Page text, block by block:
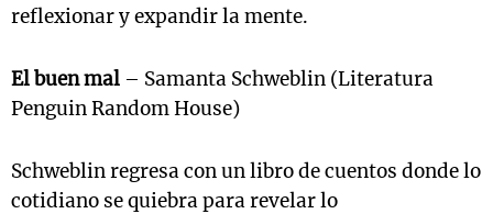
reflexionar y expandir la mente.
El buen mal – Samanta Schweblin (Literatura
Penguin Random House)
Schweblin regresa con un libro de cuentos donde lo
cotidiano se quiebra para revelar lo